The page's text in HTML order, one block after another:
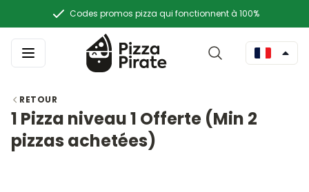
Codes promos pizza qui fonctionnent à 100%
RETOUR
1 Pizza niveau 1 Offerte (Min 2
pizzas achetées)